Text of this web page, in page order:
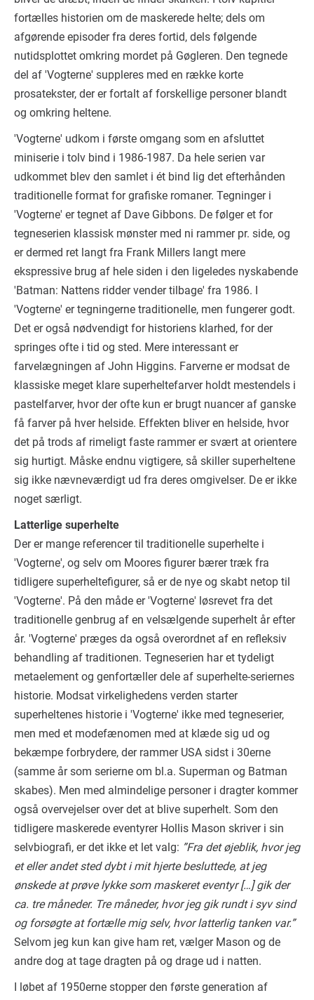
fortælles historien om de maskerede helte; dels om
afgørende episoder fra deres fortid, dels følgende
nutidsplottet omkring mordet på Gøgleren. Den tegnede
del af 'Vogterne' suppleres med en række korte
prosatekster, der er fortalt af forskellige personer blandt
og omkring heltene.
'Vogterne' udkom i første omgang som en afsluttet
miniserie i tolv bind i 1986-1987. Da hele serien var
udkommet blev den samlet i ét bind lig det efterhånden
traditionelle format for grafiske romaner. Tegninger i
'Vogterne' er tegnet af Dave Gibbons. De følger et for
tegneserien klassisk mønster med ni rammer pr. side, og
er dermed ret langt fra Frank Millers langt mere
ekspressive brug af hele siden i den ligeledes nyskabende
'Batman: Nattens ridder vender tilbage' fra 1986. I
'Vogterne' er tegningerne traditionelle, men fungerer godt.
Det er også nødvendigt for historiens klarhed, for der
springes ofte i tid og sted. Mere interessant er
farvelægningen af John Higgins. Farverne er modsat de
klassiske meget klare superheltefarver holdt mestendels i
pastelfarver, hvor der ofte kun er brugt nuancer af ganske
få farver på hver helside. Effekten bliver en helside, hvor
det på trods af rimeligt faste rammer er svært at orientere
sig hurtigt. Måske endnu vigtigere, så skiller superheltene
sig ikke nævneværdigt ud fra deres omgivelser. De er ikke
noget særligt.
Latterlige superhelte
Der er mange referencer til traditionelle superhelte i
'Vogterne', og selv om Moores figurer bærer træk fra
tidligere superheltefigurer, så er de nye og skabt netop til
'Vogterne'. På den måde er 'Vogterne' løsrevet fra det
traditionelle genbrug af en velsælgende superhelt år efter
år. 'Vogterne' præges da også overordnet af en refleksiv
behandling af traditionen. Tegneserien har et tydeligt
metaelement og genfortæller dele af superhelte-seriernes
historie. Modsat virkelighedens verden starter
superheltenes historie i 'Vogterne' ikke med tegneserier,
men med et modefænomen med at klæde sig ud og
bekæmpe forbrydere, der rammer USA sidst i 30erne
(samme år som serierne om bl.a. Superman og Batman
skabes). Men med almindelige personer i dragter kommer
også overvejelser over det at blive superhelt. Som den
tidligere maskerede eventyrer Hollis Mason skriver i sin
selvbiografi, er det ikke et let valg: ”Fra det øjeblik, hvor jeg
et eller andet sted dybt i mit hjerte besluttede, at jeg
ønskede at prøve lykke som maskeret eventyr […] gik der
ca. tre måneder. Tre måneder, hvor jeg gik rundt i syv sind
og forsøgte at fortælle mig selv, hvor latterlig tanken var.”
Selvom jeg kun kan give ham ret, vælger Mason og de
andre dog at tage dragten på og drage ud i natten.
I løbet af 1950erne stopper den første generation af